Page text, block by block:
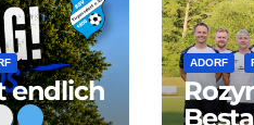
endlich
ADORF